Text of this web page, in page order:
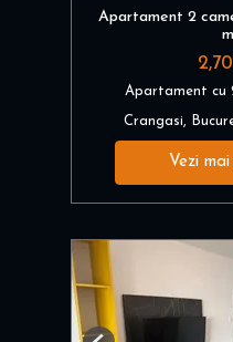
Apartament 2
Apartament cu
Crangasi,
Vezi